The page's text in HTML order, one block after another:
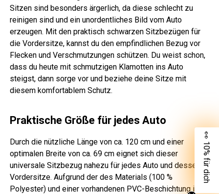
Sitzen sind besonders ärgerlich, da diese schlecht zu
reinigen sind und ein unordentliches Bild vom Auto
erzeugen. Mit den praktisch schwarzen Sitzbezügen für
die Vordersitze, kannst du den empfindlichen Bezug vor
Flecken und Verschmutzungen schützen. Du weist schon,
dass du heute mit schmutzigen Klamotten ins Auto
steigst, dann sorge vor und beziehe deine Sitze mit
diesem komfortablem Schutz.
Praktische Größe für jedes Auto
Durch die nützliche Länge von ca. 120 cm und einer
optimalen Breite von ca. 69 cm eignet sich dieser
universale Sitzbezug nahezu für jedes Auto und dessen
Vordersitze. Aufgrund der des Materials (100 %
Polyester) und einer vorhandenen PVC-Beschichtung ist
👀 10% für dich